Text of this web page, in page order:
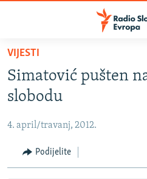
Pređite
glavni
sadržaj
na
navigaciju
Pređite
BOSNA I HERCEGOVINA
KOSOVO
CRNA GORA
VIJESTI
Simatović pušten
slobodu
4. april/travanj, 2012.
Podijelite